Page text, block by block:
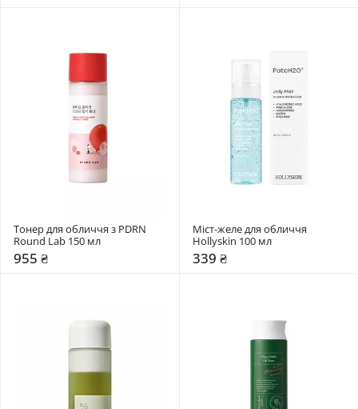
Тонер для обличчя з PDRN
Round Lab 150 мл
955 ₴
Міст-желе для обличчя
Hollyskin 100 мл
339 ₴